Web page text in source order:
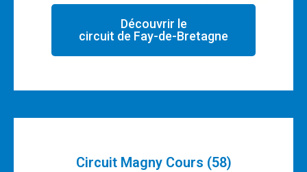
Découvrir le
circuit de Fay-de-Bretagne
Circuit Magny Cours (58)